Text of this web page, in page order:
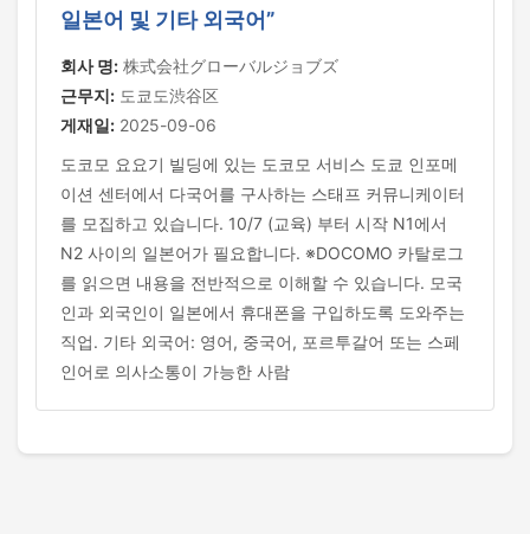
일본어 및 기타 외국어”
회사 명: 株式会社グローバルジョブズ
근무지: 도쿄도渋谷区
게재일: 2025-09-06
도코모 요요기 빌딩에 있는 도코모 서비스 도쿄 인포메
이션 센터에서 다국어를 구사하는 스태프 커뮤니케이터
를 모집하고 있습니다. 10/7 (교육) 부터 시작 N1에서
N2 사이의 일본어가 필요합니다. ※DOCOMO 카탈로그
를 읽으면 내용을 전반적으로 이해할 수 있습니다. 모국
인과 외국인이 일본에서 휴대폰을 구입하도록 도와주는
직업. 기타 외국어: 영어, 중국어, 포르투갈어 또는 스페
인어로 의사소통이 가능한 사람